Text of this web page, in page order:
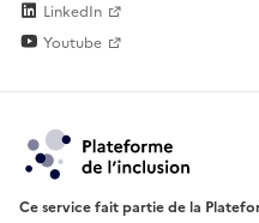
LinkedIn
Youtube
Ce service fait partie de la